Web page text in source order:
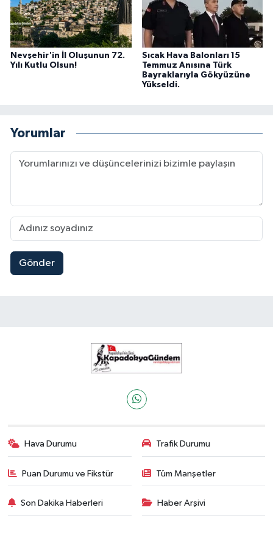
Nevşehir'in İl Oluşunun 72.
Yılı Kutlu Olsun!
Sıcak Hava Balonları 15
Temmuz Anısına Türk
Bayraklarıyla Gökyüzüne
Yükseldi.
Yorumlar
Gönder
Hava Durumu Trafik Durumu
Puan Durumu ve Fikstür Tüm Manşetler
Son Dakika Haberleri Haber Arşivi